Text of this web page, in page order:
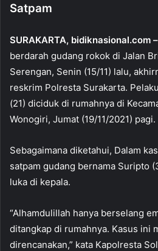
Satpam
SURAKARTA, bidiknasional.com –
berdarah gudang rokok di Jalan
Serengan, Senin (15/11) lalu,
reskrim Polresta Surakarta.
(21) diciduk di rumahnya di
Wonogiri, Jumat (19/11/2021) pagi.
Sebagaimana diketahui, Dalam
satpam gudang bernama Suripto
luka di kepala.
“Alhamdulillah hanya berselang
ditangkap di rumahnya. Kasus ini
direncanakan,” kata Kapolresta